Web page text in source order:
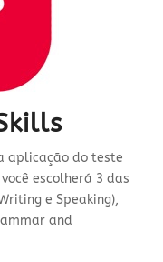
aplicação do teste
escolherá 3 das
e Speaking),
and